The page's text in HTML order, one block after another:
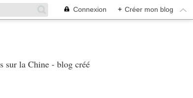
Connexion + Créer mon blog
sur la Chine - blog créé